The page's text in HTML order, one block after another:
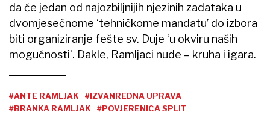
da će jedan od najozbiljnijih njezinih zadataka u
dvomjesečnome ‘tehničkome mandatu’ do izbora
biti organiziranje fešte sv. Duje ‘u okviru naših
mogućnosti‘. Dakle, Ramljaci nude – kruha i igara.
#ANTE RAMLJAK
#IZVANREDNA UPRAVA
#BRANKA RAMLJAK
#POVJERENICA SPLIT